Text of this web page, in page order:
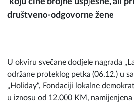
koju čine brojne uspješne, ali
društveno-odgovorne žene
U okviru svečane dodjele nagrada
održane proteklog petka (06.12.) u
„Holiday“, Fondaciji lokalne
u iznosu od 12.000 KM, namijenjena